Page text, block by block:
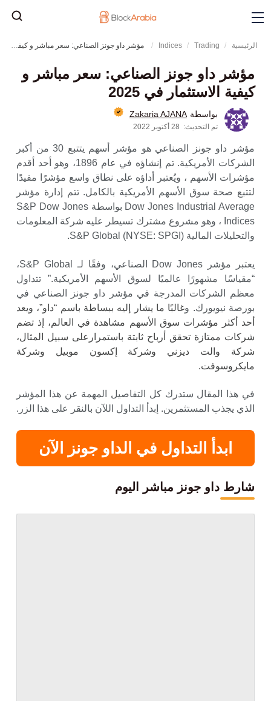
الرئيسية Trading
Indices مؤشر داو جونز الصناعي: سعر مباشر و كيفية الاستثمار في 2025
مؤشر داو جونز الصناعي: سعر مباشر و
كيفية الاستثمار في 2025
بواسطة Zakaria AJANA
تم التحديث: 28 أكتوبر 2022
مؤشر داو جونز الصناعي هو مؤشر أسهم يتتبع 30 من أكبر
الشركات الأمريكية. تم إنشاؤه في عام 1896، وهو أحد أقدم
مؤشرات الأسهم ، ويُعتبر أداؤه على نطاق واسع مؤشرًا مفيدًا
لتتبع صحة سوق الأسهم الأمريكية بالكامل. تتم إدارة مؤشر
Dow ​​Jones Industrial Average بواسطة S&P Dow Jones
Indices ، وهو مشروع مشترك تسيطر عليه شركة المعلومات
والتحليلات المالية S&P Global (NYSE: SPGI).
يعتبر مؤشر Dow Jones الصناعي، وفقًا لـ S&P Global،
“مقياسًا مشهورًا عالميًا لسوق الأسهم الأمريكية.” تتداول
معظم الشركات المدرجة في مؤشر داو جونز الصناعي في
بورصة نيويورك. وغالبًا ما يشار إليه ببساطة باسم “داو”، ويعد
أحد أكثر مؤشرات سوق الأسهم مشاهدة في العالم، إذ تضم
شركات ممتازة تحقق أرباح ثابتة باستمرارعلى سبيل المثال،
شركة والت ديزني وشركة إكسون موبيل وشركة
مايكروسوفت.
في هذا المقال ستدرك كل التفاصيل المهمة عن هذا المؤشر
الذي يجذب المستثمرين. إبدأ التداول اللآن بالنقر على هذا الزر.
ابدأ التداول في الداو جونز الآن
شارط داو جونز مباشر اليوم